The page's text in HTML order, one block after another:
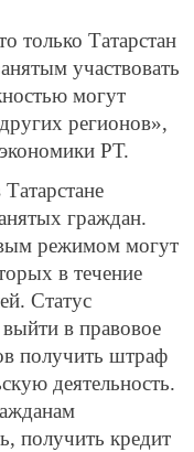
только Татарстан
участвовать
могут
регионов»,
РТ.
граждан.
режимом могут
в течение
Статус
в правовое
получить штраф
деятельность.
получить кредит